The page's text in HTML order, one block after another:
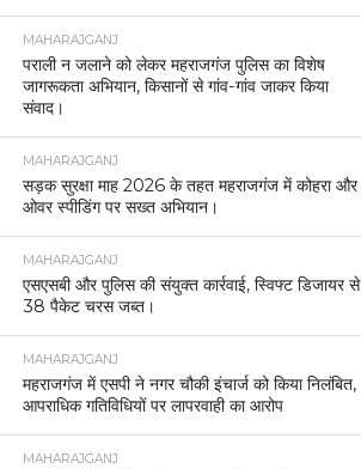
MAHARAJGANJ
पराली न जलाने को लेकर महराजगंज पुलिस का विशेष
जागरूकता अभियान, किसानों से गांव-गांव जाकर किया
संवाद।
MAHARAJGANJ
सड़क सुरक्षा माह 2026 के तहत महराजगंज में कोहरा और
ओवर स्पीडिंग पर सख्त अभियान।
MAHARAJGANJ
एसएसबी और पुलिस की संयुक्त कार्रवाई, स्विफ्ट डिजायर से
38 पैकेट चरस जब्त।
MAHARAJGANJ
महराजगंज में एसपी ने नगर चौकी इंचार्ज को किया निलंबित,
आपराधिक गतिविधियों पर लापरवाही का आरोप
MAHARAJGANJ